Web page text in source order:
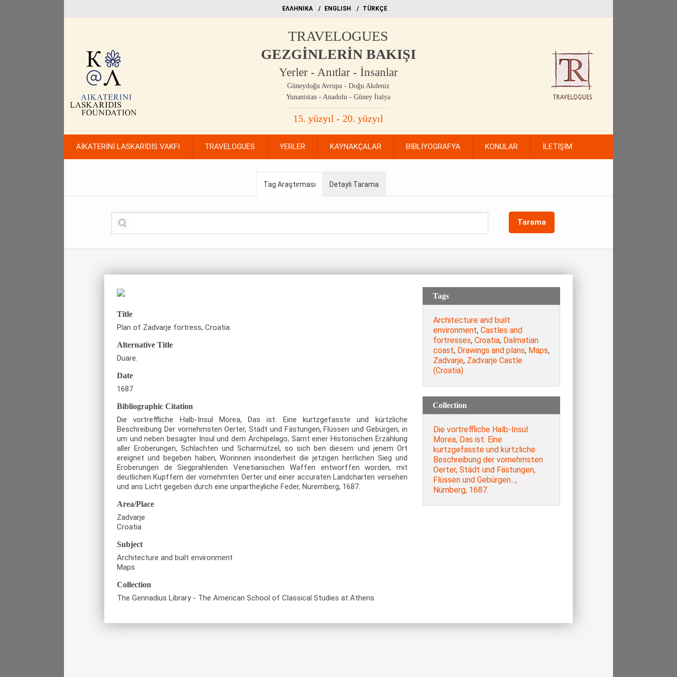
EΛΛΗΝΙΚΑ ΕΝGLISH TÜRKÇE
TRAVELOGUES
GEZGİNLERİN BAKIŞI
Yerler - Anıtlar - İnsanlar
Güneydoğu Avrupa - Doğu Akdeniz
Yunanistan - Anadolu - Güney İtalya
15. yüzyıl - 20. yüzyıl
AİKATERİNİ LASKARİDİS VAKFI TRAVELOGUES YERLER KAYNAKÇALAR BİBLİYOGRAFYA KONULAR İLETİŞİM
Tag Araştırması
Tarama
Detaylı Tarama
Title
Plan of Zadvarje fortress, Croatia.
Alternative Title
Duare.
Date
1687
Bibliographic Citation
Die vortreffliche Halb-Insul Morea, Das ist: Eine kurtzgefasste und kürtzliche
Beschreibung Der vornehmsten Oerter, Städt und Fästungen, Flüssen und Gebürgen, in
um und neben besagter Insul und dem Archipelago, Samt einer Historischen Erzählung
aller Eroberungen, Schlachten und Scharmützel, so sich ben diesem und jenem Ort
ereignet und begeben haben, Worinnen insonderheit die jetzigen herrlichen Sieg und
Eroberungen de Siegprahlenden Venetianischen Waffen entworffen worden, mit
deutlichen Kupffern der vornehmten Oerter und einer accuraten Landcharten versehen
und ans Licht gegeben durch eine unpartheyliche Feder, Nuremberg, 1687.
Area/Place
Zadvarje
Croatia
Subject
Architecture and built environment
Maps
Collection
The Gennadius Library - The American School of Classical Studies at Athens
Tags
Architecture and built
environment, Castles and
fortresses, Croatia, Dalmatian
coast, Drawings and plans, Maps,
Zadvarje, Zadvarje Castle
(Croatia)
Collection
Die vortreffliche Halb-Insul
Morea, Das ist: Eine
kurtzgefasste und kürtzliche
Beschreibung der vornehmsten
Oerter, Städt und Fästungen,
Flüssen und Gebürgen...,
Nürnberg, 1687.